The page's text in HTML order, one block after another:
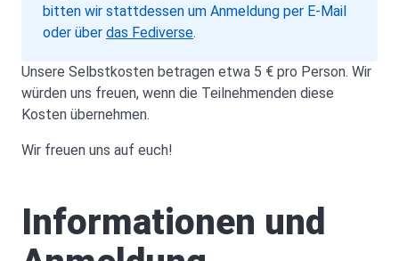
bitten wir stattdessen um Anmeldung per E-Mail
oder über das Fediverse.
Unsere Selbstkosten betragen etwa 5 € pro Person. Wir
würden uns freuen, wenn die Teilnehmenden diese
Kosten übernehmen.
Wir freuen uns auf euch!
Informationen und